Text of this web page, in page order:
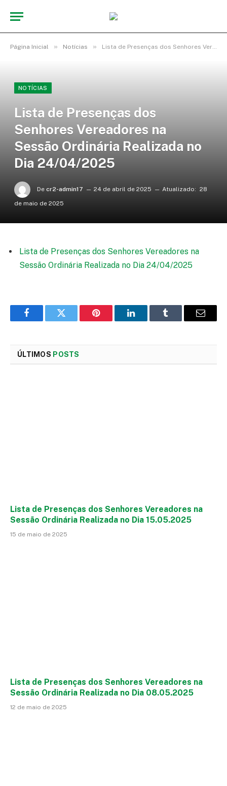
Página Inicial » Notícias » Lista de Presenças dos Senhores Vereadores na Sessão Ordinária Realizada no Dia 24/04/2025
NOTÍCIAS
Lista de Presenças dos
Senhores Vereadores na
Sessão Ordinária Realizada no
Dia 24/04/2025
De cr2-admin17 24 de abril de 2025 Atualizado: 28
de maio de 2025
Lista de Presenças dos Senhores Vereadores na
Sessão Ordinária Realizada no Dia 24/04/2025
FacebookTwitter Pinterest LinkedInTumblr
E-
ÚLTIMOS POSTS
Lista de Presenças dos Senhores Vereadores na
Sessão Ordinária Realizada no Dia 15.05.2025
15 de maio de 2025
Lista de Presenças dos Senhores Vereadores na
Sessão Ordinária Realizada no Dia 08.05.2025
12 de maio de 2025